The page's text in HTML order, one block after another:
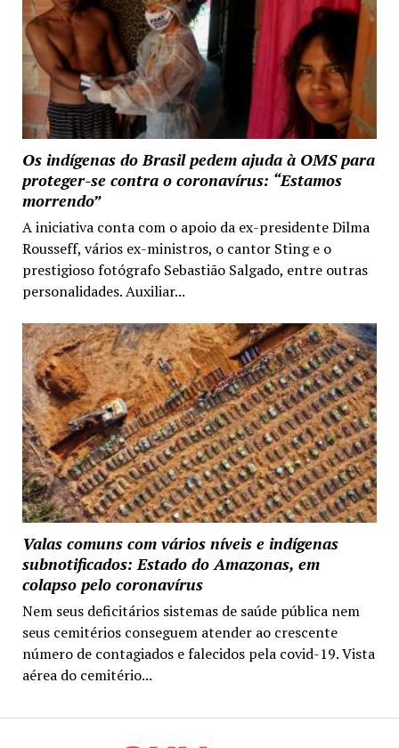
Os indígenas do Brasil pedem ajuda à OMS para
proteger-se contra o coronavírus: “Estamos
morrendo”
A iniciativa conta com o apoio da ex-presidente Dilma
Rousseff, vários ex-ministros, o cantor Sting e o
prestigioso fotógrafo Sebastião Salgado, entre outras
personalidades. Auxiliar...
Valas comuns com vários níveis e indígenas
subnotificados: Estado do Amazonas, em
colapso pelo coronavírus
Nem seus deficitários sistemas de saúde pública nem
seus cemitérios conseguem atender ao crescente
número de contagiados e falecidos pela covid-19. Vista
aérea do cemitério...